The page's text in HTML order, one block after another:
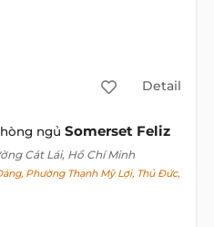
Detail
ngủ Somerset Feliz
Cát Lái, Hồ Chí Minh
Phường Thạnh Mỹ Lợi, Thủ Đức,